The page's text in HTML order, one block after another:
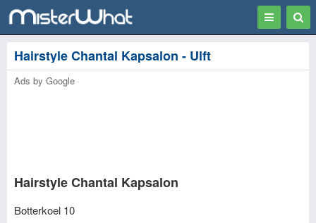
Toggle
Hairstyle Chantal Kapsalon - Ulft
Ads by Google
Hairstyle Chantal Kapsalon
Botterkoel 10